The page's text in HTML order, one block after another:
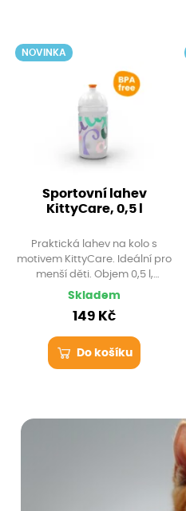
NOVINKA
Sportovní lahev
KittyCare, 0,5 l
Praktická lahev na kolo s
motivem KittyCare. Ideální pro
menší děti. Objem 0,5 l,
neprotéká, snadno se čistí a
Skladem
149 Kč
Do košíku